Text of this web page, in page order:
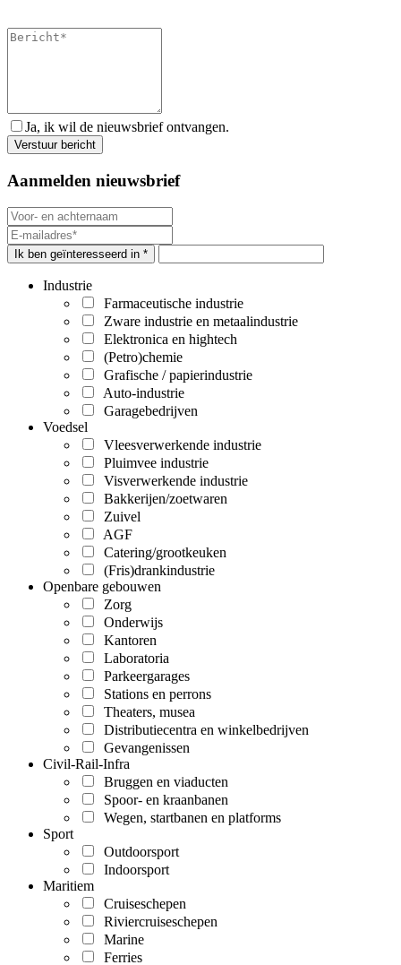
Ja, ik wil de nieuwsbrief ontvangen.
Aanmelden nieuwsbrief
Ik ben geïnteresseerd in *
Industrie
Farmaceutische industrie
Zware industrie en metaalindustrie
Elektronica en hightech
(Petro)chemie
Grafische / papierindustrie
Auto-industrie
Garagebedrijven
Voedsel
Vleesverwerkende industrie
Pluimvee industrie
Visverwerkende industrie
Bakkerijen/zoetwaren
Zuivel
AGF
Catering/grootkeuken
(Fris)drankindustrie
Openbare gebouwen
Zorg
Onderwijs
Kantoren
Laboratoria
Parkeergarages
Stations en perrons
Theaters, musea
Distributiecentra en winkelbedrijven
Gevangenissen
Civil-Rail-Infra
Bruggen en viaducten
Spoor- en kraanbanen
Wegen, startbanen en platforms
Sport
Outdoorsport
Indoorsport
Maritiem
Cruiseschepen
Riviercruiseschepen
Marine
Ferries